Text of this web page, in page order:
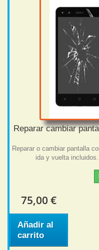
Reparar cambiar
Reparar o cambiar pantalla
ida y vuelta
75,00 €
Añadir al
carrito